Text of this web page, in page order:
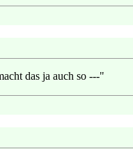
das ja auch so ---"